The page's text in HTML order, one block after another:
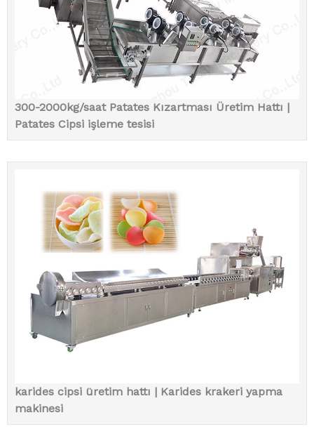
300-2000kg/saat Patates Kızartması Üretim Hattı |
Patates Cipsi işleme tesisi
karides cipsi üretim hattı | Karides krakeri yapma
makinesi